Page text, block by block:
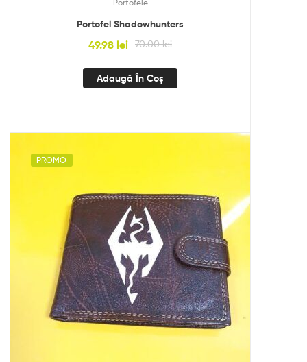
Portofele
Portofel Shadowhunters
70.00lei
49.98 lei
Adaugă În Coș
PROMO